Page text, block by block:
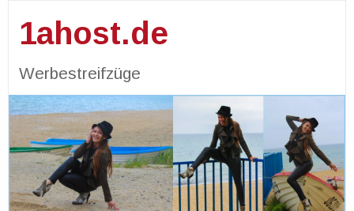
1ahost.de
Werbestreifzüge